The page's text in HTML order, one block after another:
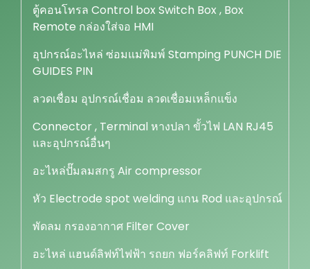
ตู้คอนโทรล Control box Switch Box , Box
Remote กล่องใส่จอ HMI
อุปกรณ์อะไหล่ ซ่อมแม่พิมพ์ Stamping PUNCH DIE
GUIDES PIN
ลวดเชื่อม อุปกรณ์เชื่อม ลวดเชื่อมเหล็กแข็ง
Connector , Terminal หางปลา ขั้วไฟ LAN RJ45
และอุปกรณ์อื่นๆ
อะไหล่ปั๊มลมสกรู Air compressor
หัว Electrode spot welding แกน Rod และอุปกรณ์
พัดลม กรองอากาศ Filter Cover
อะไหล่ แฮนด์ลิฟท์ไฟฟ้า รถยก ฟอร์คลิฟท์ Forklift